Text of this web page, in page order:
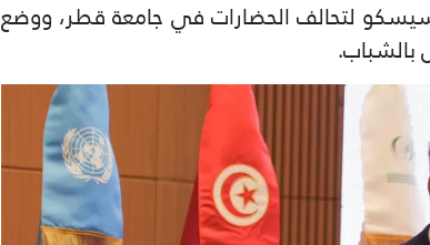
راض لأقصى درجة
لتحالف الحضارات في جامعة قطر، ووضع
بالشباب.